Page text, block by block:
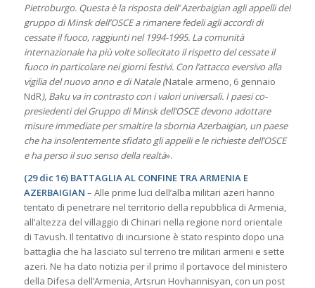
Pietroburgo. Questa è la risposta dell’ Azerbaigian agli appelli del
gruppo di Minsk dell’OSCE a rimanere fedeli agli accordi di
cessate il fuoco, raggiunti nel 1994-1995. La comunità
internazionale ha più volte sollecitato il rispetto del cessate il
fuoco in particolare nei giorni festivi. Con l’attacco eversivo alla
vigilia del nuovo anno e di Natale (Natale armeno, 6 gennaio
NdR), Baku va in contrasto con i valori universali. I paesi co-
presiedenti del Gruppo di Minsk dell’OSCE devono adottare
misure immediate per smaltire la sbornia Azerbaigian, un paese
che ha insolentemente sfidato gli appelli e le richieste dell’OSCE
e ha perso il suo senso della realtà».
(29 dic 16) BATTAGLIA AL CONFINE TRA ARMENIA E
AZERBAIGIAN – Alle prime luci dell’alba militari azeri hanno
tentato di penetrare nel territorio della repubblica di Armenia,
all’altezza del villaggio di Chinari nella regione nord orientale
di Tavush. Il tentativo di incursione è stato respinto dopo una
battaglia che ha lasciato sul terreno tre militari armeni e sette
azeri. Ne ha dato notizia per il primo il portavoce del ministero
della Difesa dell’Armenia, Artsrun Hovhannisyan, con un post